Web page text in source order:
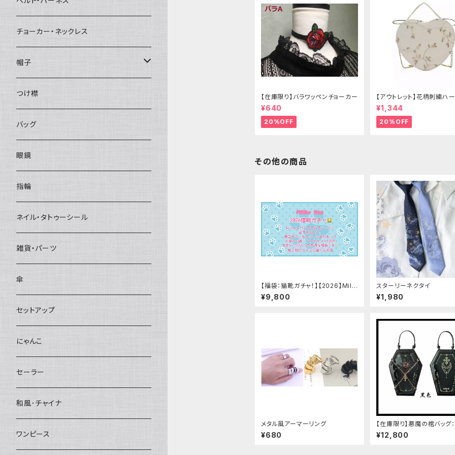
【在庫限り】バラワッペンチョーカー
¥640
20%OFF
【アウトレット】花柄刺繍ハ
グ
¥1,344
20%OFF
その他の商品
【福袋：猫靴ガチャ！】【2026】Milk
y Rag 福袋
¥9,800
スターリーネクタイ
¥1,980
メタル風アーマーリング
¥680
【在庫限り】悪魔の棺バッグ
ク
¥12,800
チョーカー・ネックレス
帽子
ベレー帽
つけ襟
バッグ
眼鏡
指輪
ネイル・タトゥーシール
雑貨・パーツ
傘
セットアップ
にゃんこ
セーラー
和風･チャイナ
ワンピース